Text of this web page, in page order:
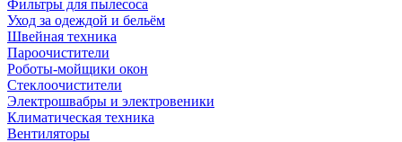
Фильтры для пылесоса
Уход за одеждой и бельём
Швейная техника
Пароочистители
Роботы-мойщики окон
Стеклоочистители
Электрошвабры и электровеники
Климатическая техника
Вентиляторы